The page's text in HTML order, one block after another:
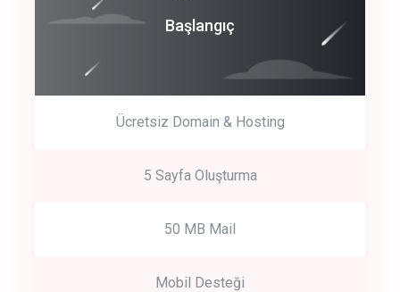
Başlangıç
Ücretsiz Domain & Hosting
5 Sayfa Oluşturma
50 MB Mail
Mobil Desteği